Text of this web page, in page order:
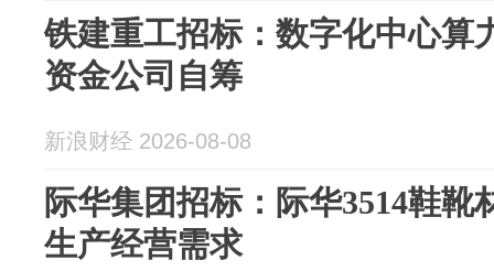
铁建重工招标：数字化中心算
资金公司自筹
新浪财经 2026-08-08
际华集团招标：际华3514鞋靴
生产经营需求